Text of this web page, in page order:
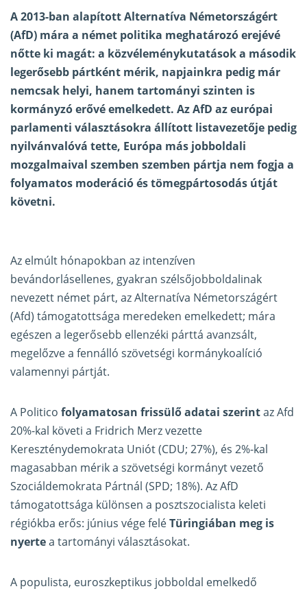
A 2013-ban alapított Alternatíva Németországért
(AfD) mára a német politika meghatározó erejévé
nőtte ki magát: a közvéleménykutatások a második
legerősebb pártként mérik, napjainkra pedig már
nemcsak helyi, hanem tartományi szinten is
kormányzó erővé emelkedett. Az AfD az európai
parlamenti választásokra állított listavezetője pedig
nyilvánvalóvá tette, Európa más jobboldali
mozgalmaival szemben szemben pártja nem fogja a
folyamatos moderáció és tömegpártosodás útját
követni.
Az elmúlt hónapokban az intenzíven
bevándorlásellenes, gyakran szélsőjobboldalinak
nevezett német párt, az Alternatíva Németországért
(Afd) támogatottsága meredeken emelkedett; mára
egészen a legerősebb ellenzéki párttá avanzsált,
megelőzve a fennálló szövetségi kormánykoalíció
valamennyi pártját.
A Politico folyamatosan frissülő adatai szerintaz Afd
20%-kal követi a Fridrich Merz vezette
Kereszténydemokrata Uniót (CDU; 27%), és 2%-kal
magasabban mérik a szövetségi kormányt vezető
Szociáldemokrata Pártnál (SPD; 18%). Az AfD
támogatottsága különsen a posztszocialista keleti
régiókba erős: június vége feléTüringiában meg is
nyertea tartományi választásokat.
A populista, euroszkeptikus jobboldal emelkedő